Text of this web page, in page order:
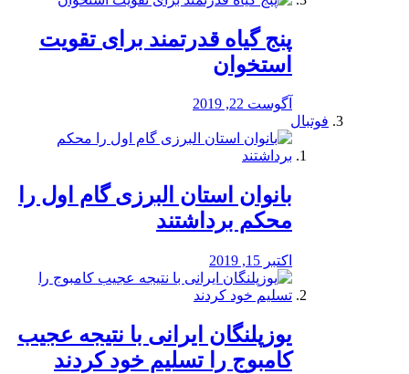
پنج گیاه قدرتمند برای تقویت
استخوان
آگوست 22, 2019
فوتبال
بانوان استان البرزی گام اول را
محكم برداشتند
اکتبر 15, 2019
یوزپلنگان ایرانی با نتیجه عجیب
کامبوج را تسلیم خود کردند